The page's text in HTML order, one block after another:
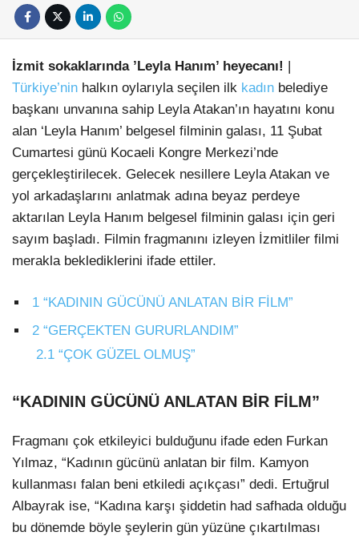
İzmit sokaklarında ’Leyla Hanım’ heyecanı! |
Türkiye’nin halkın oylarıyla seçilen ilk kadın belediye
başkanı unvanına sahip Leyla Atakan’ın hayatını konu
alan ‘Leyla Hanım’ belgesel filminin galası, 11 Şubat
Cumartesi günü Kocaeli Kongre Merkezi’nde
gerçekleştirilecek. Gelecek nesillere Leyla Atakan ve
yol arkadaşlarını anlatmak adına beyaz perdeye
aktarılan Leyla Hanım belgesel filminin galası için geri
sayım başladı. Filmin fragmanını izleyen İzmitliler filmi
merakla beklediklerini ifade ettiler.
1 “KADININ GÜCÜNÜ ANLATAN BİR FİLM”
2 “GERÇEKTEN GURURLANDIM”
2.1 “ÇOK GÜZEL OLMUŞ”
“KADININ GÜCÜNÜ ANLATAN BİR FİLM”
Fragmanı çok etkileyici bulduğunu ifade eden Furkan
Yılmaz, “Kadının gücünü anlatan bir film. Kamyon
kullanması falan beni etkiledi açıkçası” dedi. Ertuğrul
Albayrak ise, “Kadına karşı şiddetin had safhada olduğu
bu dönemde böyle şeylerin gün yüzüne çıkartılması